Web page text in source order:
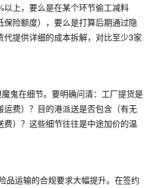
以上，要么是在某个环节偷工减料
保险额度），要么是打算后期通过隐
提供详细的成本拆解，对比至少3家
鬼在细节。要明确问清：工厂提货是
运费）？目的港派送是否包含（有无
）？这些细节往往是中途加价的温
品运输的合规要求大幅提升。在签约